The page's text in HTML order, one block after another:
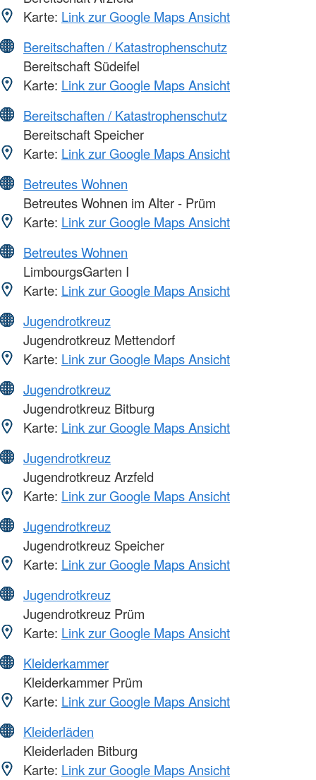
Karte: Link zur Google Maps Ansicht
Bereitschaften / Katastrophenschutz
Bereitschaft Südeifel
Karte: Link zur Google Maps Ansicht
Bereitschaften / Katastrophenschutz
Bereitschaft Speicher
Karte: Link zur Google Maps Ansicht
Betreutes Wohnen
Betreutes Wohnen im Alter - Prüm
Karte: Link zur Google Maps Ansicht
Betreutes Wohnen
LimbourgsGarten I
Karte: Link zur Google Maps Ansicht
Jugendrotkreuz
Jugendrotkreuz Mettendorf
Karte: Link zur Google Maps Ansicht
Jugendrotkreuz
Jugendrotkreuz Bitburg
Karte: Link zur Google Maps Ansicht
Jugendrotkreuz
Jugendrotkreuz Arzfeld
Karte: Link zur Google Maps Ansicht
Jugendrotkreuz
Jugendrotkreuz Speicher
Karte: Link zur Google Maps Ansicht
Jugendrotkreuz
Jugendrotkreuz Prüm
Karte: Link zur Google Maps Ansicht
Kleiderkammer
Kleiderkammer Prüm
Karte: Link zur Google Maps Ansicht
Kleiderläden
Kleiderladen Bitburg
Karte: Link zur Google Maps Ansicht